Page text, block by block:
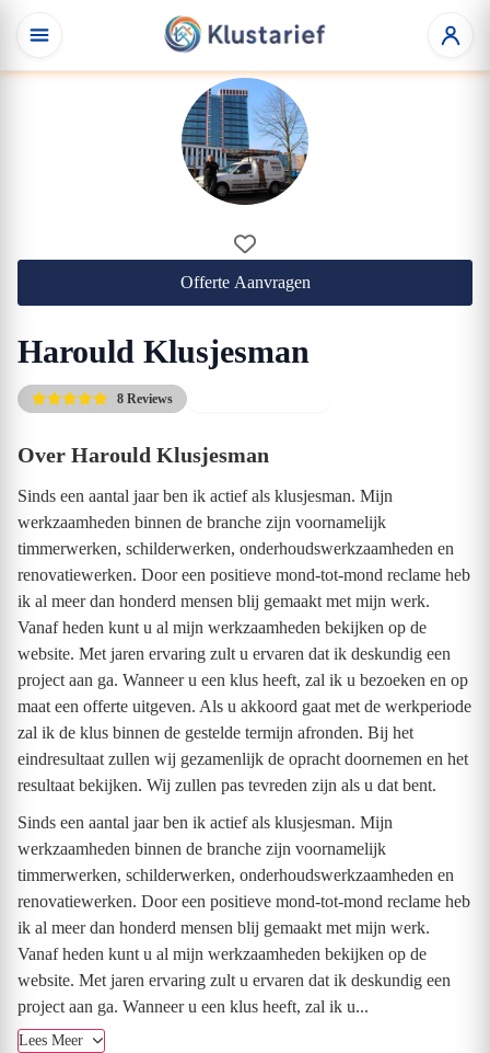
Offerte Aanvragen
Harould Klusjesman
8 Reviews
Over Harould Klusjesman
Sinds een aantal jaar ben ik actief als klusjesman. Mijn
werkzaamheden binnen de branche zijn voornamelijk
timmerwerken, schilderwerken, onderhoudswerkzaamheden en
renovatiewerken. Door een positieve mond-tot-mond reclame heb
ik al meer dan honderd mensen blij gemaakt met mijn werk.
Vanaf heden kunt u al mijn werkzaamheden bekijken op de
website. Met jaren ervaring zult u ervaren dat ik deskundig een
project aan ga. Wanneer u een klus heeft, zal ik u bezoeken en op
maat een offerte uitgeven. Als u akkoord gaat met de werkperiode
zal ik de klus binnen de gestelde termijn afronden. Bij het
eindresultaat zullen wij gezamenlijk de opracht doornemen en het
resultaat bekijken. Wij zullen pas tevreden zijn als u dat bent.
Sinds een aantal jaar ben ik actief als klusjesman. Mijn
werkzaamheden binnen de branche zijn voornamelijk
timmerwerken, schilderwerken, onderhoudswerkzaamheden en
renovatiewerken. Door een positieve mond-tot-mond reclame heb
ik al meer dan honderd mensen blij gemaakt met mijn werk.
Vanaf heden kunt u al mijn werkzaamheden bekijken op de
website. Met jaren ervaring zult u ervaren dat ik deskundig een
project aan ga. Wanneer u een klus heeft, zal ik u...
Lees Meer